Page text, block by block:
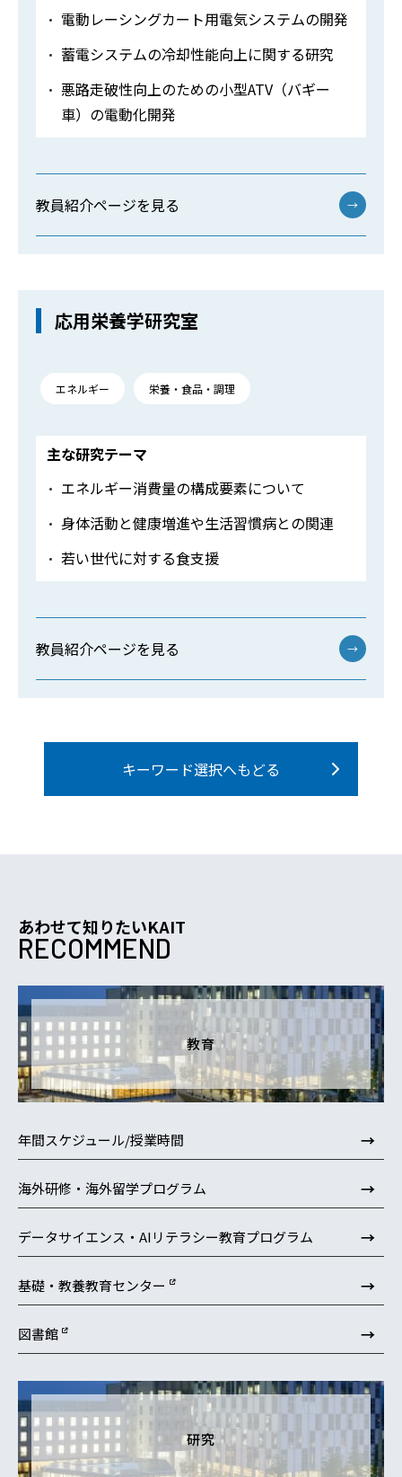
電動レーシングカート用電気システムの開発
蓄電システムの冷却性能向上に関する研究
悪路走破性向上のための小型ATV（バギー
車）の電動化開発
教員紹介ページを見る →
応用栄養学研究室
エネルギー 栄養・食品・調理
主な研究テーマ
エネルギー消費量の構成要素について
身体活動と健康増進や生活習慣病との関連
若い世代に対する食支援
教員紹介ページを見る →
キーワード選択へもどる
あわせて知りたいKAIT
RECOMMEND
教育
年間スケジュール/授業時間 →
海外研修・海外留学プログラム →
データサイエンス・AIリテラシー教育プログラム →
基礎・教養教育センター →
図書館 →
研究